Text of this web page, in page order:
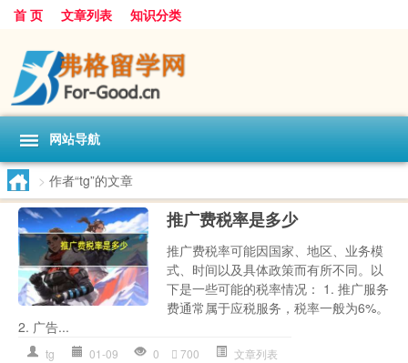
首 页 文章列表 知识分类
网站导航
> 作者“tg”的文章
推广费税率是多少
推广费税率可能因国家、地区、业务模
式、时间以及具体政策而有所不同。以
下是一些可能的税率情况： 1. 推广服务
费通常属于应税服务，税率一般为6%。
2. 广告...
tg 01-09 0 700 文章列表